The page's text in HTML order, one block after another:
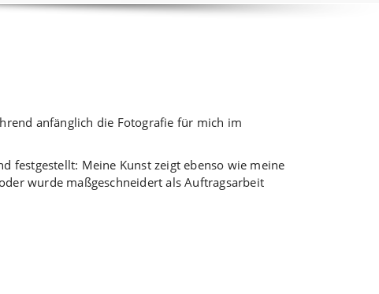
anfänglich die Fotografie für mich im
festgestellt: Meine Kunst zeigt ebenso wie meine
wurde maßgeschneidert als Auftragsarbeit